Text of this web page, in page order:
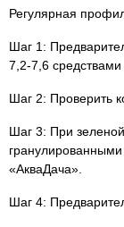
Регулярная
Шаг 1:
7,2-7,6
Шаг 2: Проверить
Шаг 3: При
«АкваДача».
Шаг 4: